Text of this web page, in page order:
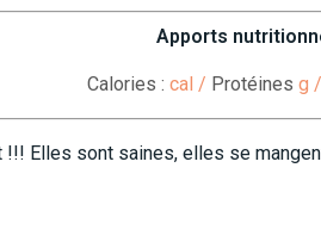
Apports
Calories : cal / Protéines g /
Elles sont saines, elles se